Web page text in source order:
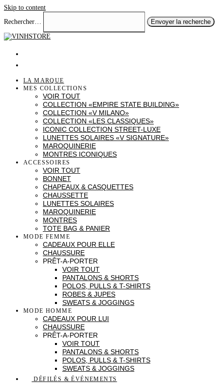
Skip to content
Rechercher…
Envoyer la recherche
LA MARQUE
MES COLLECTIONS
VOIR TOUT
COLLECTION «EMPIRE STATE BUILDING»
COLLECTION «V MILANO»
COLLECTION «LES CLASSIQUES»
ICONIC COLLECTION STREET-LUXE
LUNETTES SOLAIRES «V SIGNATURE»
MAROQUINERIE
MONTRES ICONIQUES
ACCESSOIRES
VOIR TOUT
BONNET
CHAPEAUX & CASQUETTES
CHAUSSETTE
LUNETTES SOLAIRES
MAROQUINERIE
MONTRES
TOTE BAG & PANIER
MODE FEMME
CADEAUX POUR ELLE
CHAUSSURE
PRÊT-A-PORTER
VOIR TOUT
PANTALONS & SHORTS
POLOS, PULLS & T-SHIRTS
ROBES & JUPES
SWEATS & JOGGINGS
MODE HOMME
CADEAUX POUR LUI
CHAUSSURE
PRÊT-A-PORTER
VOIR TOUT
PANTALONS & SHORTS
POLOS, PULLS & T-SHIRTS
SWEATS & JOGGINGS
DÉFILÉS & ÉVÉNEMENTS